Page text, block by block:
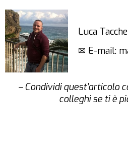
Luca
✉ E-mail:
– Condividi quest’articolo
colleghi se ti è